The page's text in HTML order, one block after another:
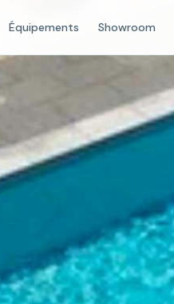
Équipements Showroom